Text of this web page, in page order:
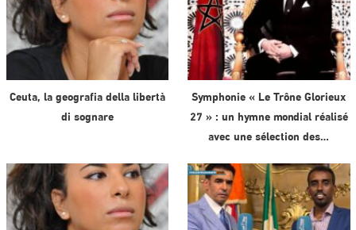
Ceuta, la geografia della libertà
di sognare
Symphonie « Le Trône Glorieux
27 » : un hymne mondial réalisé
avec une sélection des…